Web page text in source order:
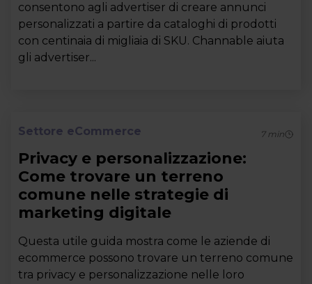
consentono agli advertiser di creare annunci
personalizzati a partire da cataloghi di prodotti
con centinaia di migliaia di SKU. Channable aiuta
gli advertiser...
Settore eCommerce 7min
Privacy e personalizzazione:
Come trovare un terreno
comune nelle strategie di
marketing digitale
Questa utile guida mostra come le aziende di
ecommerce possono trovare un terreno comune
tra privacy e personalizzazione nelle loro